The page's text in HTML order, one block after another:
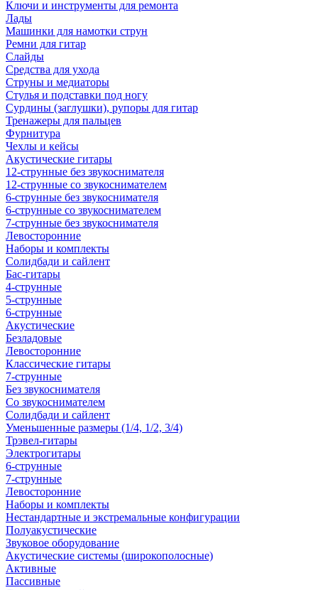
Ключи и инструменты для ремонта
Лады
Машинки для намотки струн
Ремни для гитар
Слайды
Средства для ухода
Струны и медиаторы
Стулья и подставки под ногу
Сурдины (заглушки), рупоры для гитар
Тренажеры для пальцев
Фурнитура
Чехлы и кейсы
Акустические гитары
12-струнные без звукоснимателя
12-струнные со звукоснимателем
6-струнные без звукоснимателя
6-струнные со звукоснимателем
7-струнные без звукоснимателя
Левосторонние
Наборы и комплекты
Солидбади и сайлент
Бас-гитары
4-струнные
5-струнные
6-струнные
Акустические
Безладовые
Левосторонние
Классические гитары
7-струнные
Без звукоснимателя
Со звукоснимателем
Солидбади и сайлент
Уменьшенные размеры (1/4, 1/2, 3/4)
Трэвел-гитары
Электрогитары
6-струнные
7-струнные
Левосторонние
Наборы и комплекты
Нестандартные и экстремальные конфигурации
Полуакустические
Звуковое оборудование
Акустические системы (широкополосные)
Активные
Пассивные